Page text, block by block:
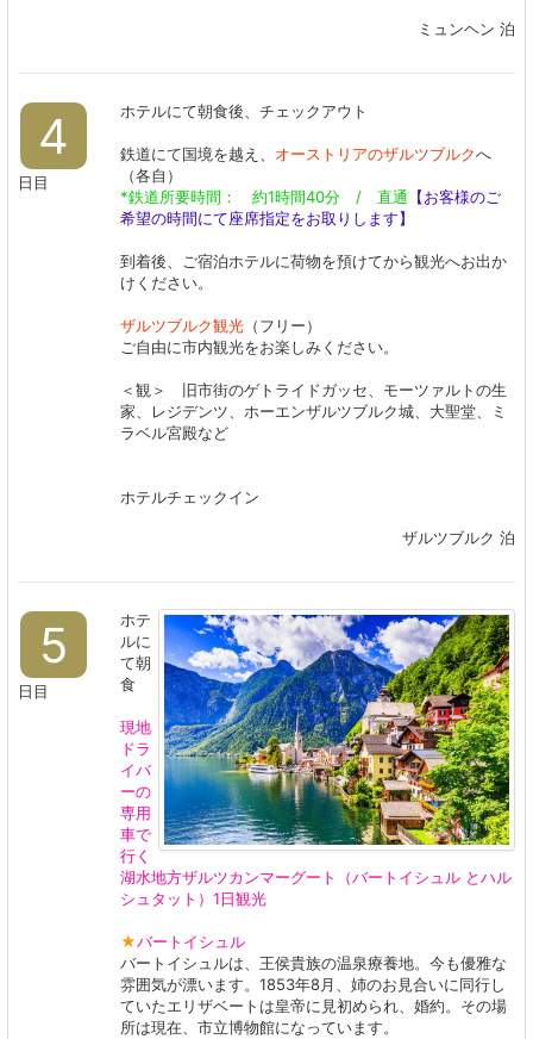
ミュンヘン 泊
4
日目
ホテルにて朝食後、チェックアウト
鉄道にて国境を越え、 オーストリアのザルツブルクへ
（各自）
*鉄道所要時間： 約1時間40分 / 直通 【お客様のご
希望の時間にて座席指定をお取りします】
到着後、ご宿泊ホテルに荷物を預けてから観光へお出か
けください。
ザルツブルク観光 （フリー）
ご自由に市内観光をお楽しみください。
＜観＞ 旧市街のゲトライドガッセ、モーツァルトの生
家、レジデンツ、ホーエンザルツブルク城、大聖堂、ミ
ラベル宮殿など
ホテルチェックイン
ザルツブルク 泊
5
日目
ホテ
ルに
て朝
食
現地
ドラ
イバ
ーの
専用
車で
行く
湖水地方ザルツカンマーグート（バートイシュル とハル
シュタット）1日観光
★バートイシュル
バートイシュルは、王侯貴族の温泉療養地。今も優雅な
雰囲気が漂います。1853年8月、姉のお見合いに同行し
ていたエリザベートは皇帝に見初められ、婚約。その場
所は現在、市立博物館になっています。